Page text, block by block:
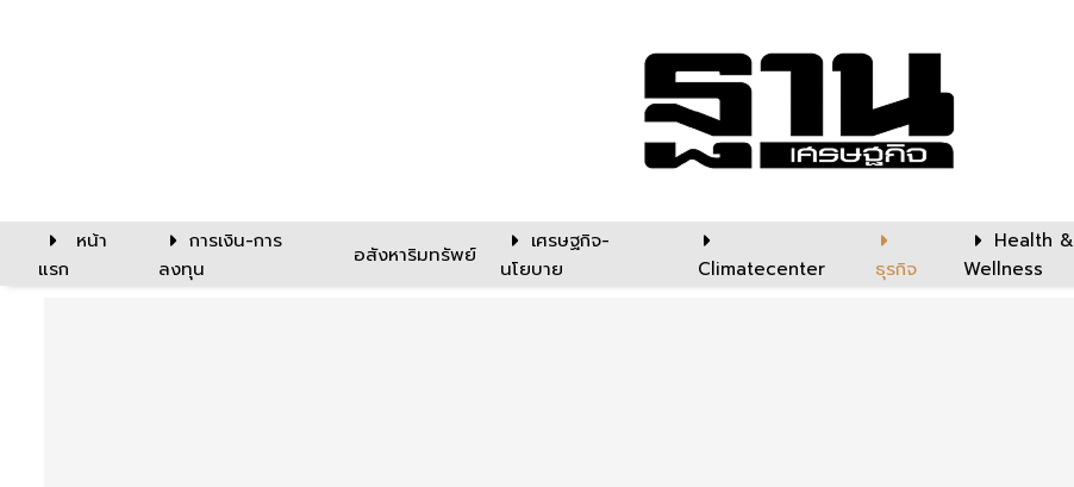
หน้า
แรก
การเงิน-การ
ลงทุน
อสังหาริมทรัพย์
เศรษฐกิจ-
นโยบาย
Climatecenter ธุรกิจ
Health &
Wellness